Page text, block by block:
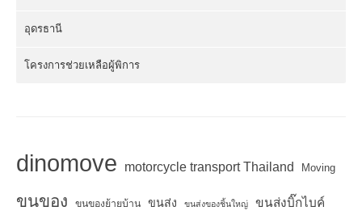
อุดรธานี
โครงการช่วยเหลือผู้พิการ
dinomove motorcycle transport Thailand Moving
ขนของ ขนของย้ายบ้าน ขนส่ง ขนส่งของชิ้นใหญ่ ขนส่งบิ๊กไบค์